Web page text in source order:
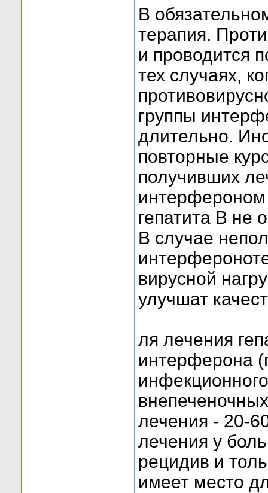
В
терапия.
и проводится
тех случаях,
группы
длительно.
повторные
получивших
интерфероном
гепатита В не
В случае
вирусной
улучшат
ля лечения
интерферона
лечения - 20-
лечения у
рецидив и
имеет место